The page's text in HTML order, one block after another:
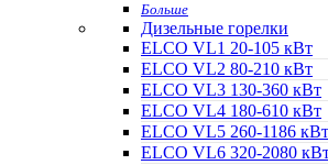
Больше
Дизельные горелки
ELCO VL1 20-105 кВт
ELCO VL2 80-210 кВт
ELCO VL3 130-360 кВт
ELCO VL4 180-610 кВт
ELCO VL5 260-1186 кВт
ELCO VL6 320-2080